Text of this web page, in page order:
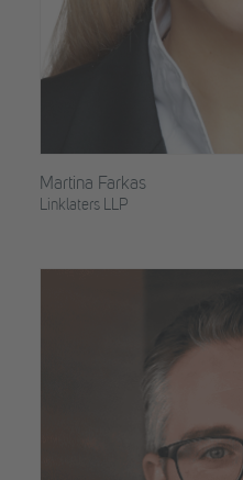
Martina Farkas
Linklaters LLP